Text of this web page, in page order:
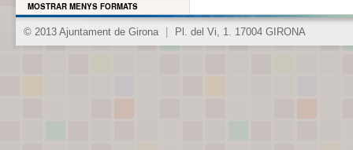
MOSTRAR MENYS FORMATS
© 2013 Ajuntament de Girona Pl. del Vi, 1. 17004 GIRONA